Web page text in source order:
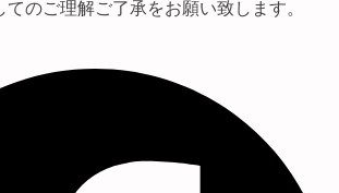
のご理解ご了承をお願い致します。